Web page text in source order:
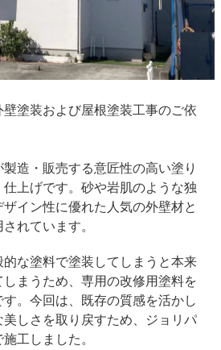
塗装および屋根塗装工事のご依
造・販売する意匠性の高い塗り
上げです。砂や岩肌のような独
イン性に優れた人気の外壁材と
れています。
な塗料で塗装してしまうと本来
まうため、専用の改修用塗料を
。今回は、既存の質感を活かし
しさを取り戻すため、ジョリパ
工しました。